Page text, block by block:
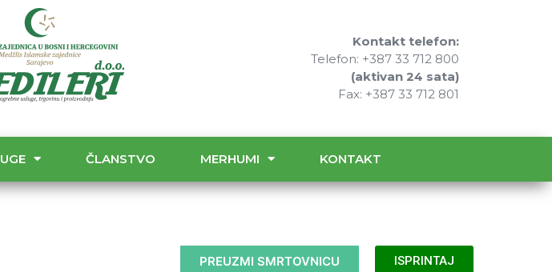
Kontakt telefon:
Telefon: +387 33 712 800
(aktivan 24 sata)
Fax: +387 33 712 801
ČLANSTVO MERHUMI KONTAKT
PREUZMI SMRTOVNICU ISPRINTAJ